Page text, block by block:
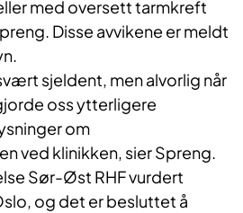
med oversett tarmkreft
Disse avvikene er meldt
sjeldent, men alvorlig når
oss ytterligere
om
ved klinikken, sier Spreng.
Sør-Øst RHF vurdert
og det er besluttet å